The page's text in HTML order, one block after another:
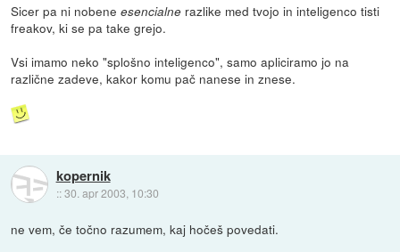
Sicer pa ni nobeneesencialne razlike med tvojo in inteligenco tisti
freakov, ki se pa take grejo.
Vsi imamo neko "splošno inteligenco", samo apliciramo jo na
različne zadeve, kakor komu pač nanese in znese.
kopernik
::30. apr 2003, 10:30
ne vem, če točno razumem, kaj hočeš povedati.